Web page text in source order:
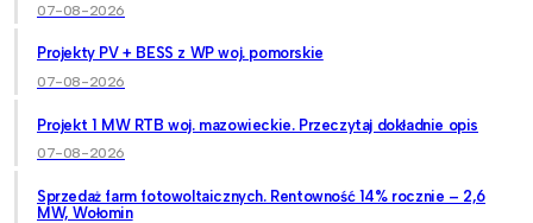
07-08-2026
Projekty PV + BESS z WP woj. pomorskie
07-08-2026
Projekt 1 MW RTB woj. mazowieckie. Przeczytaj dokładnie opis
07-08-2026
Sprzedaż farm fotowoltaicznych. Rentowność 14% rocznie – 2,6
MW, Wołomin